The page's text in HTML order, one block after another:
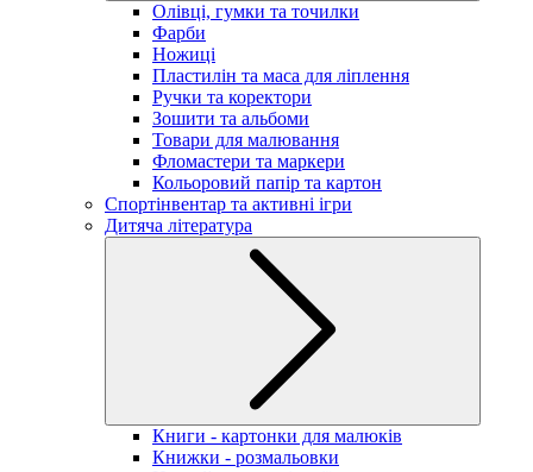
Олівці, гумки та точилки
Фарби
Ножиці
Пластилін та маса для ліплення
Ручки та коректори
Зошити та альбоми
Товари для малювання
Фломастери та маркери
Кольоровий папір та картон
Спортінвентар та активні ігри
Дитяча література
Книги - картонки для малюків
Книжки - розмальовки